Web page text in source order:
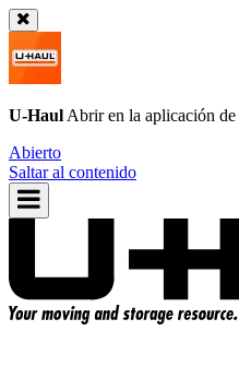
U-Haul Abrir en la aplicación de
Abierto
Saltar al contenido